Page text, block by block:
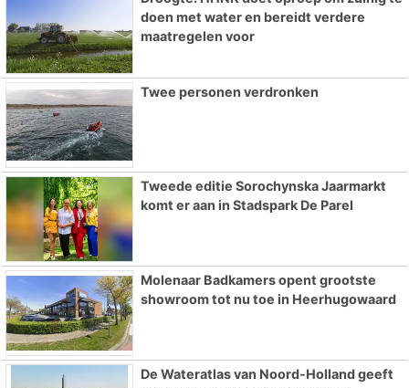
doen met water en bereidt verdere
maatregelen voor
Twee personen verdronken
Tweede editie Sorochynska Jaarmarkt
komt er aan in Stadspark De Parel
Molenaar Badkamers opent grootste
showroom tot nu toe in Heerhugowaard
De Wateratlas van Noord-Holland geeft